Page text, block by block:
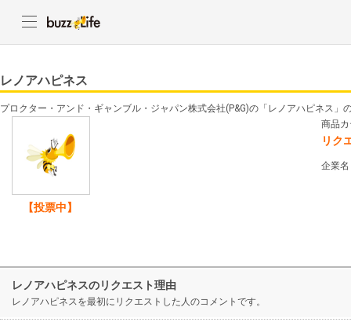
レノアハピネス
プロクター・アンド・ギャンブル・ジャパン株式会社(P&G)の「レノアハピネス」
【投票中】
商品
リク
企業
レノアハピネスのリクエスト理由
レノアハピネスを最初にリクエストした人のコメントです。